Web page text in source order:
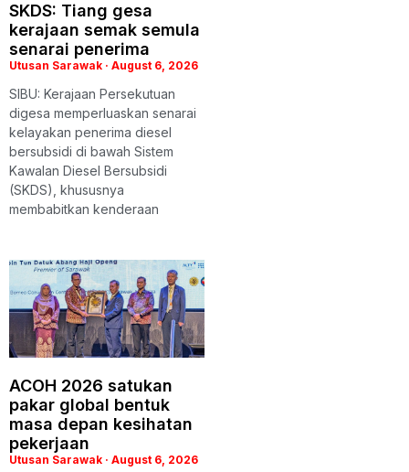
SKDS: Tiang gesa
kerajaan semak semula
senarai penerima
Utusan Sarawak August 6, 2026
SIBU: Kerajaan Persekutuan
digesa memperluaskan senarai
kelayakan penerima diesel
bersubsidi di bawah Sistem
Kawalan Diesel Bersubsidi
(SKDS), khususnya
membabitkan kenderaan
ACOH 2026 satukan
pakar global bentuk
masa depan kesihatan
pekerjaan
Utusan Sarawak August 6, 2026